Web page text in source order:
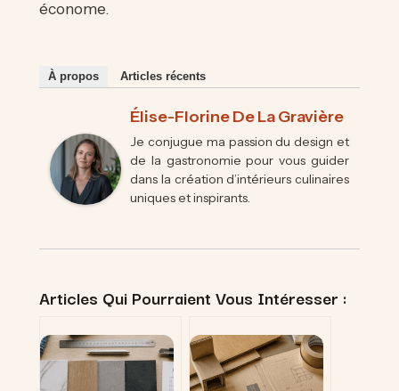
économe.
À propos Articles récents
Élise-Florine De La Gravière
Je conjugue ma passion du design et
de la gastronomie pour vous guider
dans la création d’intérieurs culinaires
uniques et inspirants.
Articles Qui Pourraient Vous Intéresser :